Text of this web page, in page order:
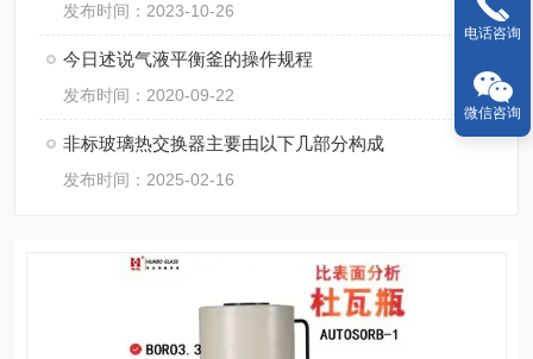
发布时间：2023-10-26
今日述说气液平衡釜的操作规程
发布时间：2020-09-22
非标玻璃热交换器主要由以下几部分构成
发布时间：2025-02-16
电话咨询
微信咨询